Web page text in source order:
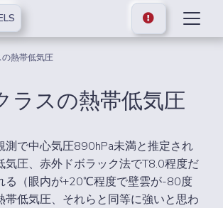
熱帯低気圧
ラスの熱帯低気圧
測で中心気圧890hPa未満と推定され
気圧、赤外ドボラック法でT8.0程度だ
る（眼内が+20℃程度で壁雲が-80度
帯低気圧、それらと同等に強いと思わ